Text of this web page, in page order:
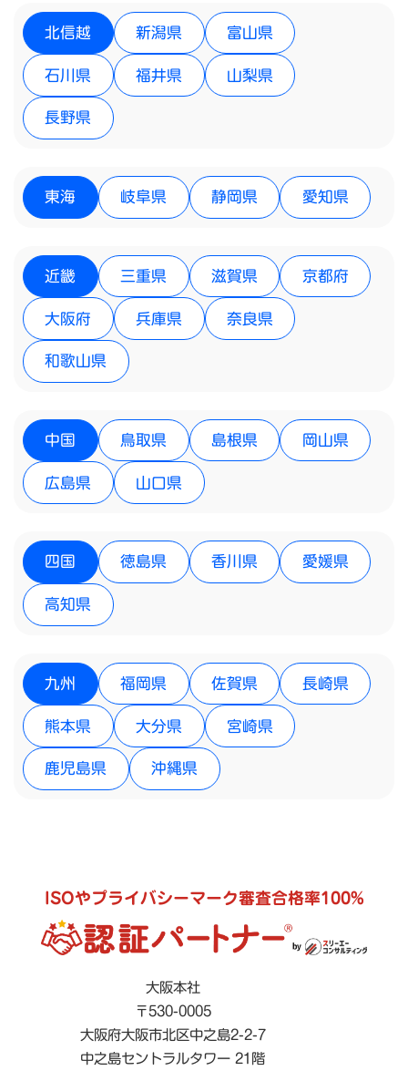
北信越 新潟県 富山県
石川県 福井県 山梨県
長野県
東海 岐阜県 静岡県 愛知県
近畿 三重県 滋賀県 京都府
大阪府 兵庫県 奈良県
和歌山県
中国 鳥取県 島根県 岡山県
広島県 山口県
四国 徳島県 香川県 愛媛県
高知県
九州 福岡県 佐賀県 長崎県
熊本県 大分県 宮崎県
鹿児島県 沖縄県
ISOやプライバシーマーク審査合格率100%
大阪本社
〒530-0005
大阪府大阪市北区中之島2-2-7
中之島セントラルタワー 21階